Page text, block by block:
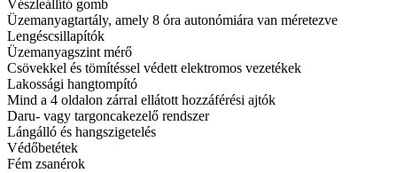
Vészleállító gomb
Üzemanyagtartály, amely 8 óra autonómiára van méretezve
Lengéscsillapítók
Üzemanyagszint mérő
Csövekkel és tömítéssel védett elektromos vezetékek
Lakossági hangtompító
Mind a 4 oldalon zárral ellátott hozzáférési ajtók
Daru- vagy targoncakezelő rendszer
Lángálló és hangszigetelés
Védőbetétek
Fém zsanérok